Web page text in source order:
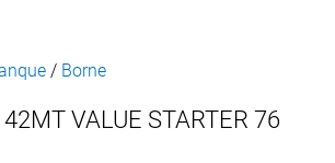
/ Borne
VALUE STARTER 76